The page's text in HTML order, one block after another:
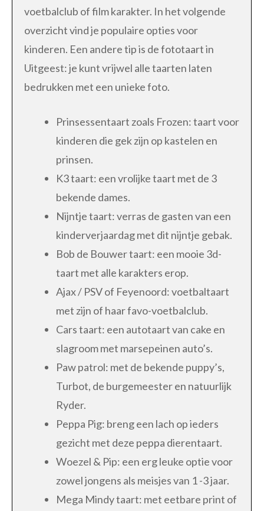
voetbalclub of film karakter. In het volgende
overzicht vind je populaire opties voor
kinderen. Een andere tip is de fototaart in
Uitgeest: je kunt vrijwel alle taarten laten
bedrukken met een unieke foto.
Prinsessentaart zoals Frozen: taart voor
kinderen die gek zijn op kastelen en
prinsen.
K3 taart: een vrolijke taart met de 3
bekende dames.
Nijntje taart: verras de gasten van een
kinderverjaardag met dit nijntje gebak.
Bob de Bouwer taart: een mooie 3d-
taart met alle karakters erop.
Ajax / PSV of Feyenoord: voetbaltaart
met zijn of haar favo-voetbalclub.
Cars taart: een autotaart van cake en
slagroom met marsepeinen auto’s.
Paw patrol: met de bekende puppy’s,
Turbot, de burgemeester en natuurlijk
Ryder.
Peppa Pig: breng een lach op ieders
gezicht met deze peppa dierentaart.
Woezel & Pip: een erg leuke optie voor
zowel jongens als meisjes van 1 -3 jaar.
Mega Mindy taart: met eetbare print of